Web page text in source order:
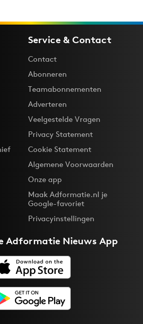
Service & Contact
Contact
Abonneren
Teamabonnementen
Adverteren
Veelgestelde Vragen
Privacy Statement
Cookie Statement
Algemene Voorwaarden
Onze app
Maak Adformatie.nl je
Google-favoriet
Privacyinstellingen
Adformatie Nieuws App